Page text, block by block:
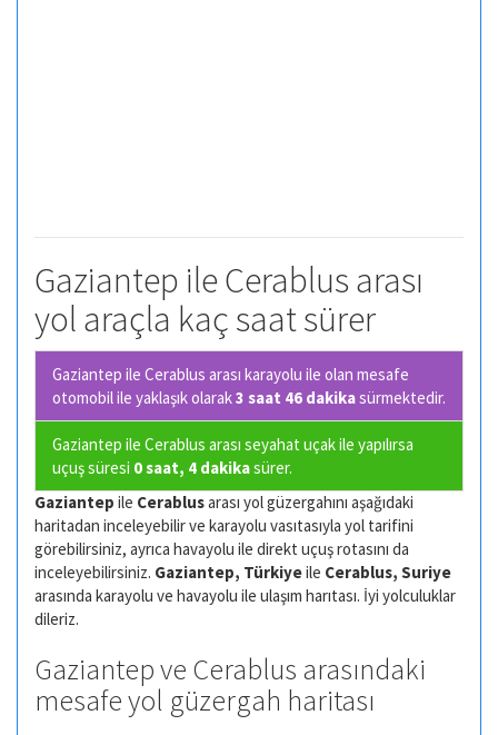
Gaziantep ile Cerablus arası
yol araçla kaç saat sürer
Gaziantep ile Cerablus arası karayolu ile olan mesafe
otomobil ile yaklaşık olarak3 saat 46 dakikasürmektedir.
Gaziantep ile Cerablus arası seyahat uçak ile yapılırsa
uçuş süresi 0 saat, 4 dakikasürer.
Gaziantep ile Cerablusarası yol güzergahını aşağıdaki
haritadan inceleyebilir ve karayolu vasıtasıyla yol tarifini
görebilirsiniz, ayrıca havayolu ile direkt uçuş rotasını da
inceleyebilirsiniz. Gaziantep, Türkiyeile Cerablus, Suriye
arasında karayolu ve havayolu ile ulaşım harıtası. İyi yolculuklar
dileriz.
Gaziantep ve Cerablus arasındaki
mesafe yol güzergah haritası